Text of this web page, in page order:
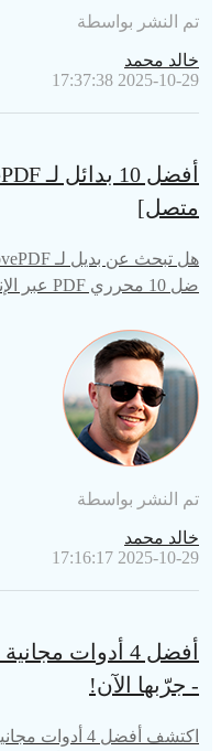
تم النشر بواسطة
خالد محمد
2025-10-29 17:37:38
متصل]
كفاءة.
تم النشر بواسطة
خالد محمد
2025-10-29 17:16:17
- جرّبها الآن!